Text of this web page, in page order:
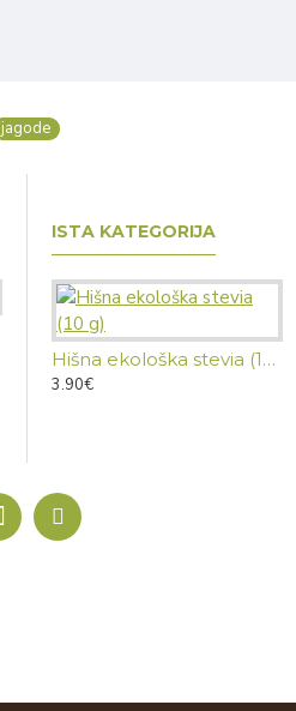
jagode
Hišni pljučnikov čaj (25 g)
5.70€
ISTA KATEGORIJA
Hišna ekološka stevia (10 g)
3.90€